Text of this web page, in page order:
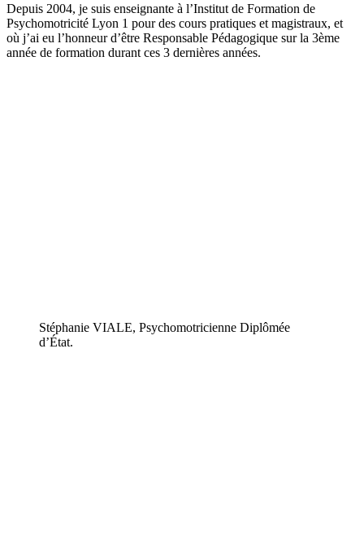
Depuis 2004, je suis enseignante à l’Institut de Formation de
Psychomotricité Lyon 1 pour des cours pratiques et magistraux, et
où j’ai eu l’honneur d’être Responsable Pédagogique sur la 3ème
année de formation durant ces 3 dernières années.
Stéphanie VIALE, Psychomotricienne Diplômée
d’État.